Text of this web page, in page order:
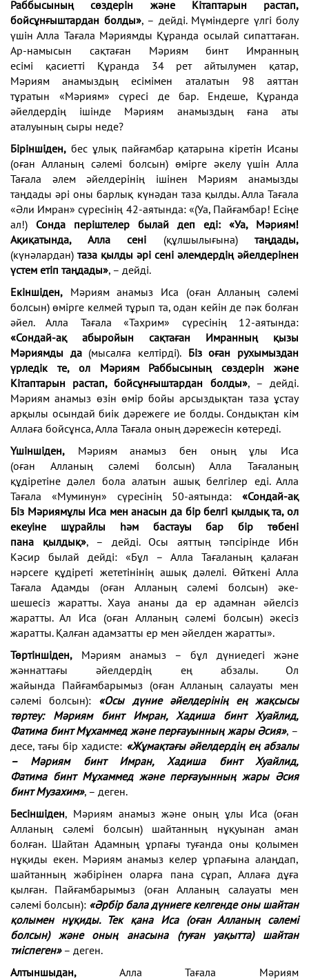
Раббысыныңсөздерін және Кітаптарын растап,
бойсұнғыштардан болды», – дейді. Мүміндерге үлгі болу
үшін Алла Тағала Мәриямды Құранда осылай сипаттаған.
Ар-намысын сақтаған Мәриям бинт Имранның
есімі қасиетті Құранда 34 рет айтылумен қатар,
Мәрияманамыздың есімімен аталатын 98 аяттан
тұратын «Мәриям» сүресі де бар. Ендеше, Құранда
әйелдердің ішінде Мәриям анамыздың ғана аты
аталуының сыры неде?
Біріншіден, бес ұлық пайғамбар қатарына кіретін Исаны
(оған Алланың сәлемі болсын) өмірге әкелу үшін Алла
Тағала әлем әйелдерінің ішінен Мәриям анамызды
таңдады әрі оны барлық күнәдан таза қылды.Алла Тағала
«Әли Имран» сүресінің 42-аятында: «(Уа, Пайғамбар! Есіңе
ал!) Сонда періштелер былай деп еді: «Уа, Мәриям!
Ақиқатында, Алла сені (құлшылығына) таңдады,
(күнәлардан) таза қылды әрі сені әлемдердің әйелдерінен
үстем етіп таңдады», – дейді.
Екіншіден, Мәриям анамыз Иса (оған Алланың сәлемі
болсын) өмірге келмей тұрып та, одан кейін де пәк болған
әйел. Алла Тағала «Тахрим» сүресінің 12-аятында:
«Сондай-ақ абыройын сақтаған Имранның қызы
Мәриямды да (мысалға келтірді). Біз оған рухымыздан
үрледік те, ол Мәриям Раббысыныңсөздерін және
Кітаптарын растап, бойсұнғыштардан болды», – дейді.
Мәриям анамыз өзін өмір бойыарсыздықтан таза ұстау
арқылы осындай биік дәрежеге ие болды. Сондықтан кім
Аллаға бойсұнса, Алла Тағала оның дәрежесін көтереді.
Үшіншіден, Мәриям анамыз бен оның ұлы Иса
(оған Алланың сәлемі болсын) Алла Тағаланың
құдіретіне дәлел бола алатын ашық белгілер еді. Алла
Тағала «Муминун» сүресінің 50-аятында: «Сондай-ақ
Біз Мәриямұлы Иса мен анасын да бір белгі қылдық та,ол
екеуіне шұрайлы һәм бастауы бар бір төбені
пана қылдық», – дейді. Осы аяттың тәпсірінде Ибн
Кәсир былай дейді: «Бұл – Алла Тағаланың қалаған
нәрсеге құдіреті жететінінің ашық дәлелі. Өйткені Алла
Тағала Адамды (оған Алланың сәлемі болсын) әке-
шешесіз жаратты. Хауа ананы да ер адамнан әйелсіз
жаратты.Ал Иса (оған Алланың сәлемі болсын) әкесіз
жаратты. Қалған адамзатты ер мен әйелден жаратты».
Төртіншіден, Мәриям анамыз – бұл дүниедегі және
жәннаттағы әйелдердің ең абзалы. Ол
жайында Пайғамбарымыз (оған Алланың салауаты мен
сәлеміболсын): «Осы дүние әйелдерінің ең жақсысы
төртеу: Мәриям бинт Имран, Хадиша бинт Хуайлид,
Фатима бинт Мұхаммед және перғауынның жары Әсия», –
десе,тағы бір хадисте: «Жұмақтағы әйелдердің ең абзалы
– Мәриям бинт Имран, Хадиша бинт Хуайлид,
Фатима бинт Мұхаммед және перғауынның жары Әсия
бинтМузахим», – деген.
Бесіншіден, Мәриям анамыз және оның ұлы Иса (оған
Алланың сәлемі болсын) шайтанның нұқуынан аман
болған. Шайтан Адамның ұрпағы туғанда оны қолымен
нұқиды екен. Мәриям анамыз келер ұрпағына алаңдап,
шайтанның жәбірінен оларға пана сұрап, Аллаға дұға
қылған. Пайғамбарымыз (оған Алланың салауаты мен
сәлемі болсын): «Әрбір бала дүниегекелгенде оны шайтан
қолымен нұқиды. Тек қана Иса (оған Алланың сәлемі
болсын) және оның анасына (туған уақытта) шайтан
тиіспеген»– деген.
Алтыншыдан, Алла Тағала Мәриям